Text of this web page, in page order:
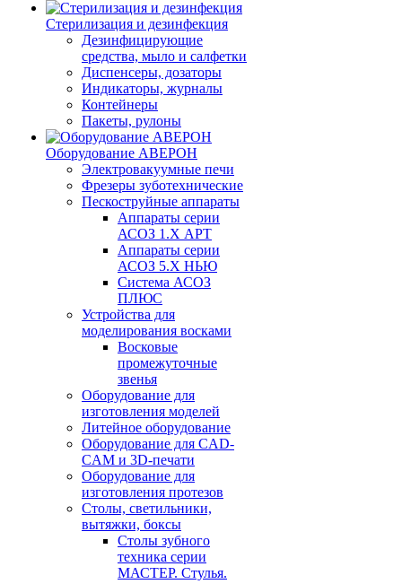
Стерилизация и дезинфекция
Дезинфицирующие
средства, мыло и салфетки
Диспенсеры, дозаторы
Индикаторы, журналы
Контейнеры
Пакеты, рулоны
Оборудование АВЕРОН
Электровакуумные печи
Фрезеры зуботехнические
Пескоструйные аппараты
Аппараты серии
АСОЗ 1.Х АРТ
Аппараты серии
АСОЗ 5.Х НЬЮ
Система АСОЗ
ПЛЮС
Устройства для
моделирования восками
Восковые
промежуточные
звенья
Оборудование для
изготовления моделей
Литейное оборудование
Оборудование для CAD-
CAM и 3D-печати
Оборудование для
изготовления протезов
Cтолы, светильники,
вытяжки, боксы
Столы зубного
техника серии
МАСТЕР. Стулья.